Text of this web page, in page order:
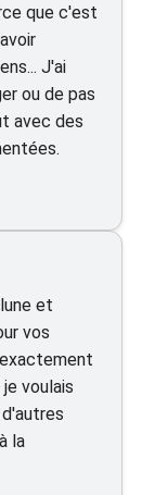
que c'est
J'ai
ou de pas
avec des
et
vos
voulais
la